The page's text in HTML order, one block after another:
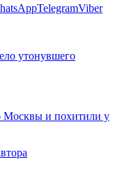
TelegramViber
утонувшего
Москвы и похитили у